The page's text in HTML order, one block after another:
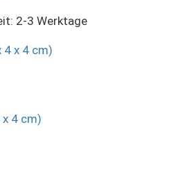
2-3 Werktage
4 cm)